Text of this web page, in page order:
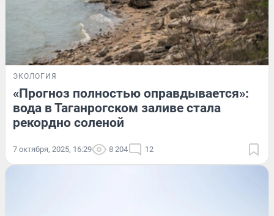
ЭКОЛОГИЯ
«Прогноз полностью оправдывается»:
вода в Таганрогском заливе стала
рекордно соленой
7 октября, 2025, 16:29 8 204 12